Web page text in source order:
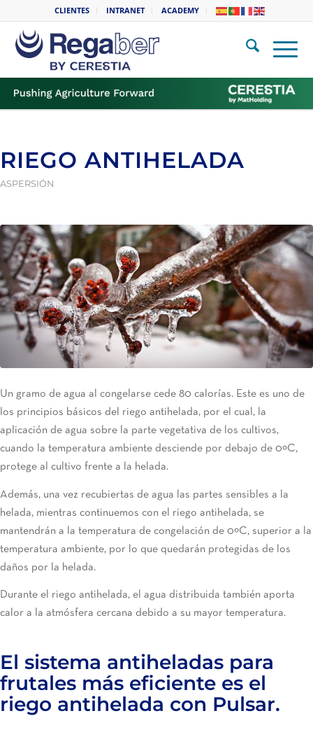
CLIENTES INTRANET ACADEMY
RIEGO ANTIHELADA
ASPERSIÓN
Un gramo de agua al congelarse cede 80 calorías. Este es uno de
los principios básicos del riego antihelada, por el cual, la
aplicación de agua sobre la parte vegetativa de los cultivos,
cuando la temperatura ambiente desciende por debajo de 0ºC,
protege al cultivo frente a la helada.
Además, una vez recubiertas de agua las partes sensibles a la
helada, mientras continuemos con el riego antihelada, se
mantendrán a la temperatura de congelación de 0ºC, superior a la
temperatura ambiente, por lo que quedarán protegidas de los
daños por la helada.
Durante el riego antihelada, el agua distribuida también aporta
calor a la atmósfera cercana debido a su mayor temperatura.
El sistema antiheladas para
frutales más eficiente es el
riego antihelada con Pulsar.